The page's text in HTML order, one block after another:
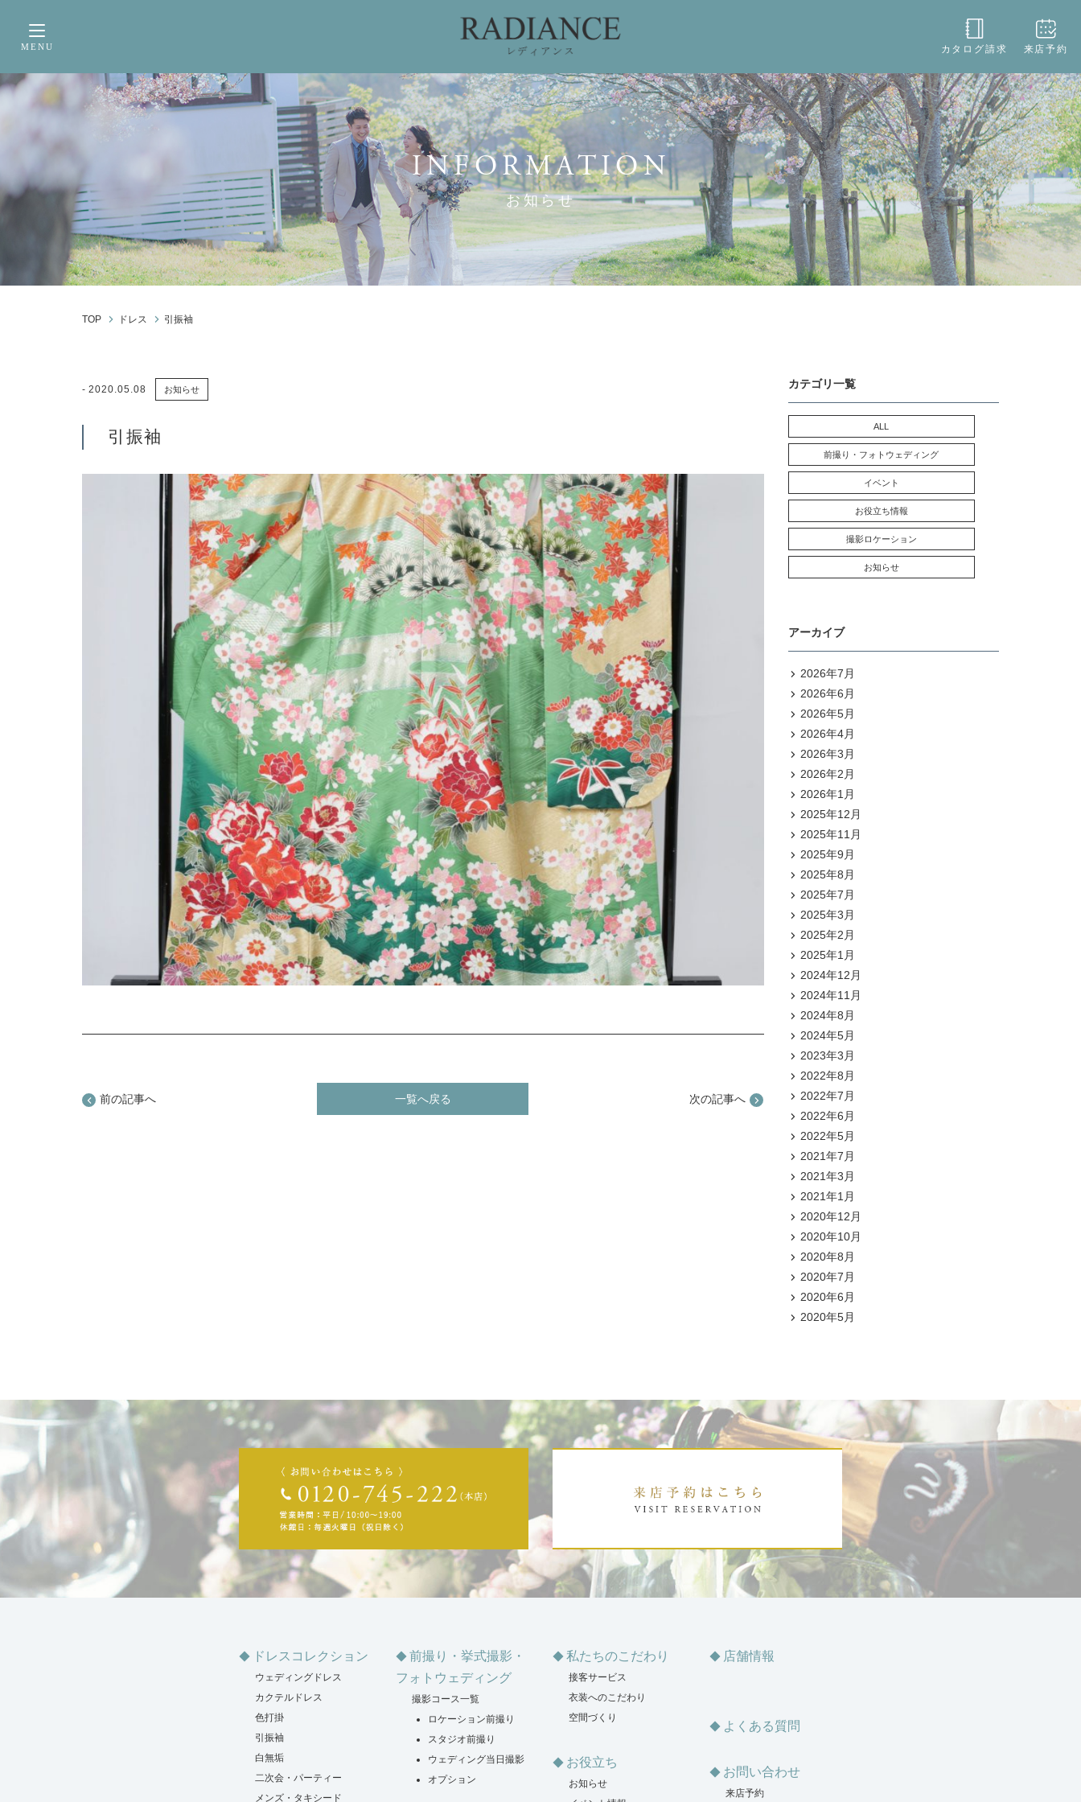
MENU カタログ請求 来店予約
お問い合わせ
INFORMATION
お知らせ
TOP ドレス 引振袖
2020.05.08 お知らせ
引振袖
前の記事へ 次の記事へ
一覧へ戻る
カテゴリ一覧
ALL
前撮り・フォトウェディング
イベント
お役立ち情報
撮影ロケーション
お知らせ
アーカイブ
2026年7月
2026年6月
2026年5月
2026年4月
2026年3月
2026年2月
2026年1月
2025年12月
2025年11月
2025年9月
2025年8月
2025年7月
2025年3月
2025年2月
2025年1月
2024年12月
2024年11月
2024年8月
2024年5月
2023年3月
2022年8月
2022年7月
2022年6月
2022年5月
2021年7月
2021年3月
2021年1月
2020年12月
2020年10月
2020年8月
2020年7月
2020年6月
2020年5月
ドレスコレクション
ウェディングドレス
カクテルドレス
色打掛
引振袖
白無垢
二次会・パーティー
メンズ・タキシード
前撮り・挙式撮影・
フォトウェディング
撮影コース一覧
ロケーション前撮り
スタジオ前撮り
ウェディング当日撮影
オプション
私たちのこだわり
接客サービス
衣装へのこだわり
空間づくり
お役立ち
お知らせ
店舗情報
よくある質問
お問い合わせ
来店予約